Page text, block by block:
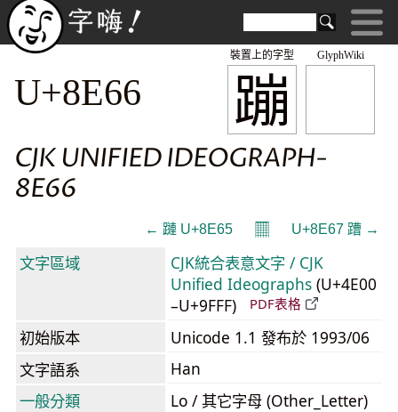
GlyphWiki
蹦
裝置上的字型
U+8E66
CJK UNIFIED IDEOGRAPH-
8E66
← 蹥 U+8E65 𝄜 U+8E67 蹧 →
文字區域
CJK統合表意文字 / CJK
Unified Ideographs (U+4E00
–U+9FFF)
PDF表格
初始版本
Unicode 1.1 發布於 1993/06
文字語系
Han
一般分類
Lo / 其它字母 (Other_Letter)